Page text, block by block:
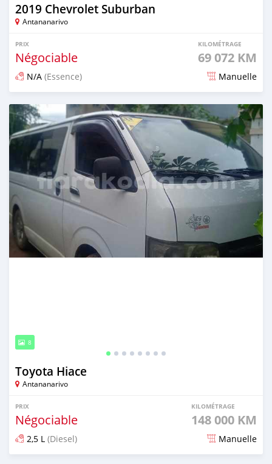
2019 Chevrolet Suburban
Antananarivo
PRIX
Négociable
KILOMÉTRAGE
69 072 KM
N/A (Essence) Manuelle
Publié il y a plus de 2 ans
8
Toyota Hiace
Antananarivo
PRIX
Négociable
KILOMÉTRAGE
148 000 KM
2,5 L (Diesel) Manuelle